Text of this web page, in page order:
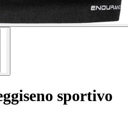
sportivo